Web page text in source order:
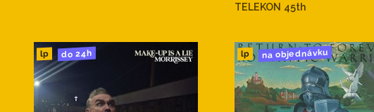
TELEKON 45th
lp do 24h lp na objednávku